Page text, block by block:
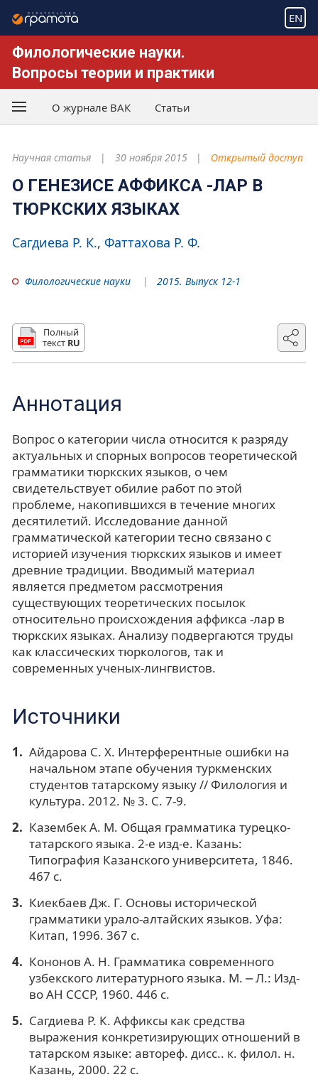
EN
Филологические науки.
Вопросы теории и практики
О журнале ВАК Статьи
Научная статья 30 ноября 2015 Открытый доступ
О ГЕНЕЗИСЕ АФФИКСА -ЛАР В
ТЮРКСКИХ ЯЗЫКАХ
Сагдиева Р. К. Фаттахова Р. Ф.
Филологические науки 2015. Выпуск 12-1
Полный
текст RU
Аннотация
Вопрос о категории числа относится к разряду
актуальных и спорных вопросов теоретической
грамматики тюркских языков, о чем
свидетельствует обилие работ по этой
проблеме, накопившихся в течение многих
десятилетий. Исследование данной
грамматической категории тесно связано с
историей изучения тюркских языков и имеет
древние традиции. Вводимый материал
является предметом рассмотрения
существующих теоретических посылок
относительно происхождения аффикса -лар в
тюркских языках. Анализу подвергаются труды
как классических тюркологов, так и
современных ученых-лингвистов.
Источники
Айдарова С. Х. Интерферентные ошибки на
начальном этапе обучения туркменских
студентов татарскому языку // Филология и
культура. 2012. № 3. С. 7-9.
Казембек А. М. Общая грамматика турецко-
татарского языка. 2-е изд-е. Казань:
Типография Казанского университета, 1846.
467 с.
Киекбаев Дж. Г. Основы исторической
грамматики урало-алтайских языков. Уфа:
Китап, 1996. 367 с.
Кононов А. Н. Грамматика современного
узбекского литературного языка. М. ⎼ Л.: Изд-
во АН СССР, 1960. 446 с.
Сагдиева Р. К. Аффиксы как средства
выражения конкретизирующих отношений в
татарском языке: автореф. дисс.. к. филол. н.
Казань, 2000. 22 с.